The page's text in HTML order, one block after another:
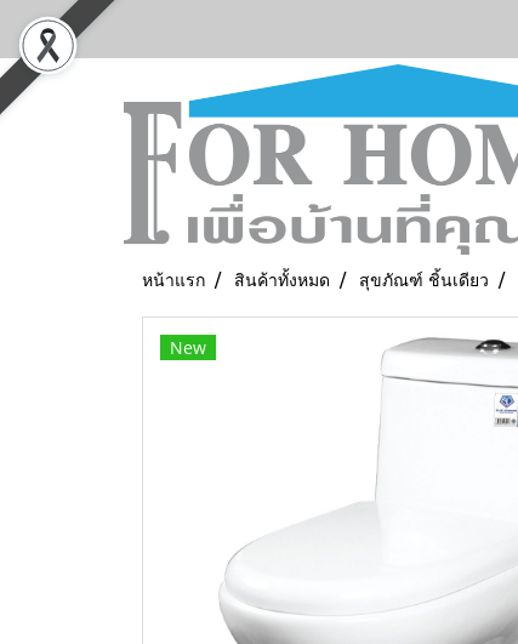
หน้าแรก สินค้าทั้งหมด สุขภัณฑ์ ชิ้นเดียว
New